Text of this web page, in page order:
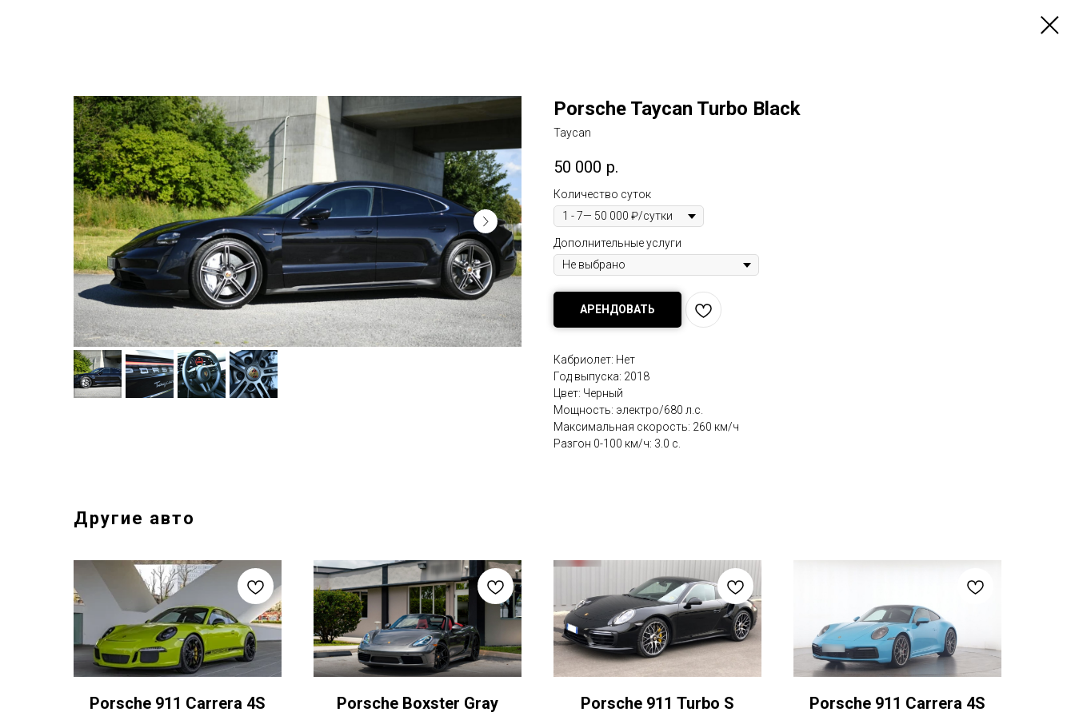
Porsche Taycan Turbo Black
Taycan
50 000 р.
Количество суток
Дополнительные услуги
АРЕНДОВАТЬ
Кабриолет: Нет
Год выпуска: 2018
Цвет: Черный
Мощность: электро/680 л.с.
Максимальная скорость: 260 км/ч
Разгон 0-100 км/ч: 3.0 с.
Другие авто
Porsche 911 Carrera 4S
Porsche Boxster Gray Porsche 911 Turbo S
Porsche 911 Carrera 4S